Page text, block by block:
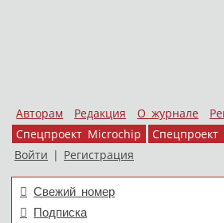
Авторам Редакция О журнале
Спецпроект Microchip
Спецпроект
Войти | Регистрация
Свежий номер
Подписка